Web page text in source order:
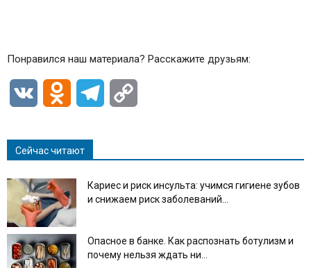
Понравился наш материала? Расскажите друзьям:
VK Odnoklassniki
Telegram
Сейчас читают
Кариес и риск инсульта: учимся гигиене зубов
и снижаем риск заболеваний...
Опасное в банке. Как распознать ботулизм и
почему нельзя ждать ни...